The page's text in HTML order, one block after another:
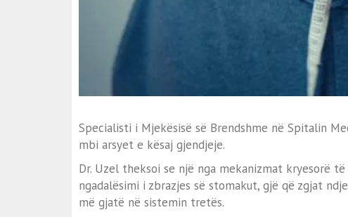
Specialisti i Mjekësisë së Brendshme në Spitalin
mbi arsyet e kësaj gjendjeje.
Dr. Uzel theksoi se një nga mekanizmat kryesorë
ngadalësimi i zbrazjes së stomakut, gjë që zgjat
më gjatë në sistemin tretës.